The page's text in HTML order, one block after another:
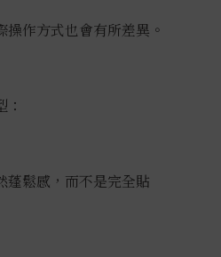
作方式也會有所差異。
蓬鬆感，而不是完全貼